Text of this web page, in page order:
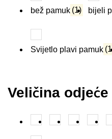
bež pamuk (1) bijeli
Svijetlo plavi pamuk
Veličina odjeće
104 110 116